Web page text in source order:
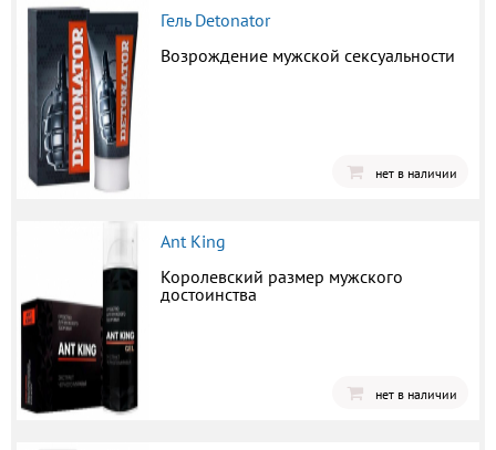
Гель Detonator
Возрождение мужской сексуальности
нет в наличии
Ant King
Королевский размер мужского
достоинства
нет в наличии